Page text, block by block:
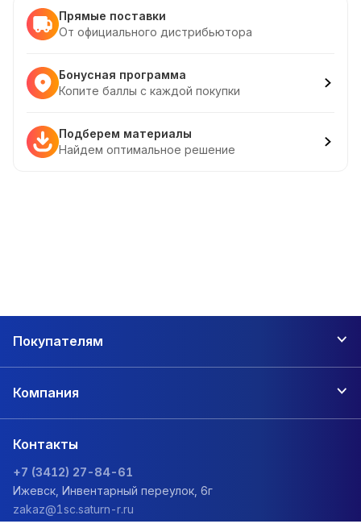
Прямые поставки
От официального дистрибьютора
Бонусная программа
Копите баллы с каждой покупки
Подберем материалы
Найдем оптимальное решение
Покупателям
Компания
Контакты
+7 (3412) 27-84-61
Ижевск, Инвентарный переулок, 6г
zakaz@1sc.saturn-r.ru